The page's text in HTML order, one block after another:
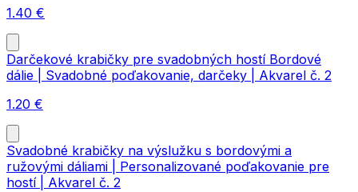
1.40 €
Darčekové krabičky pre svadobných hostí Bordové
dálie | Svadobné poďakovanie, darčeky | Akvarel č. 2
1.20 €
Svadobné krabičky na výslužku s bordovými a
ružovými dáliami | Personalizované poďakovanie pre
hostí | Akvarel č. 2